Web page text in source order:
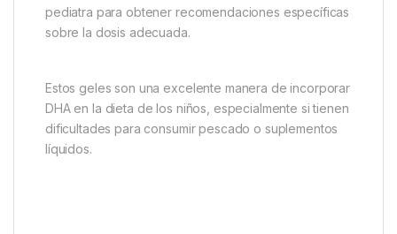
pediatra para obtener recomendaciones específicas
sobre la dosis adecuada.
Estos geles son una excelente manera de incorporar
DHA en la dieta de los niños, especialmente si tienen
dificultades para consumir pescado o suplementos
líquidos.